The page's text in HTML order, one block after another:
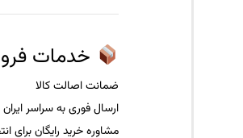
خدمات
ضمانت اصالت کالا
ارسال فوری به سراسر ایران
مشاوره خرید رایگان